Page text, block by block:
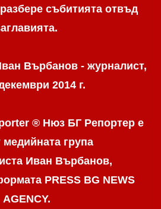
събитията отвъд
Върбанов - журналист,
2014 г.
® Нюз БГ Репортере
медийната група
Иван Върбанов,
PRESS BG NEWS
AGENCY.